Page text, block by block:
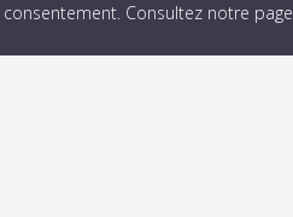
Consultez notre